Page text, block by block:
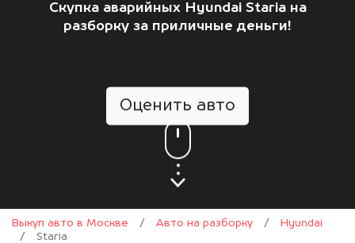
Скупка аварийных Hyundai Staria на
разборку за приличные деньги!
Оценить авто
Выкуп авто в Москве / Авто на разборку /
Hyundai
/
Staria